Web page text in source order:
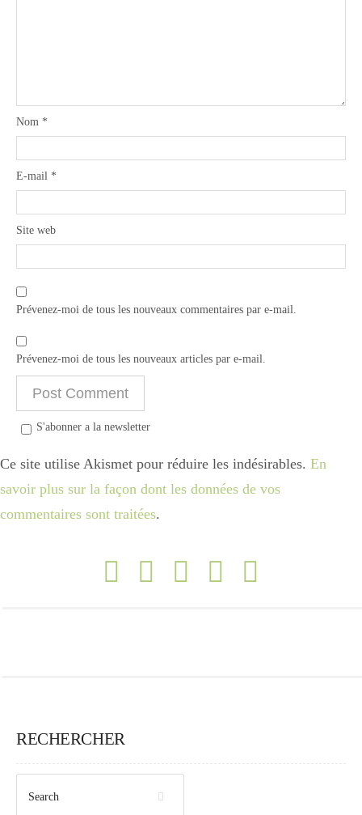
Nom *
E-mail *
Site web
Prévenez-moi de tous les nouveaux commentaires par e-mail.
Prévenez-moi de tous les nouveaux articles par e-mail.
S'abonner a la newsletter
Ce site utilise Akismet pour réduire les indésirables. En
savoir plus sur la façon dont les données de vos
commentaires sont traitées.
RECHERCHER